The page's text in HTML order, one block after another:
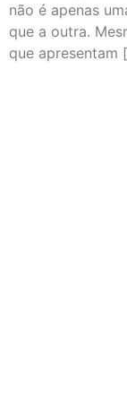
não é apenas
que a outra.
que apresentam